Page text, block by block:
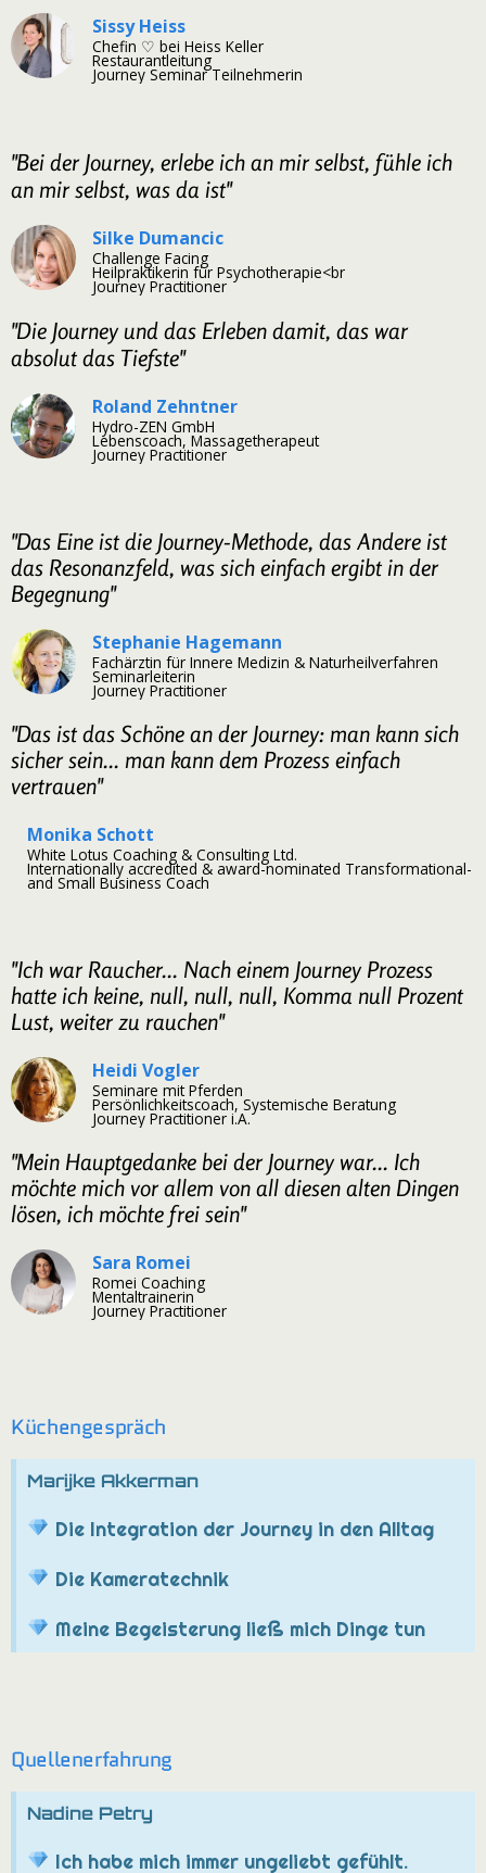
Sissy Heiss
Chefin ♡ bei Heiss Keller
Restaurantleitung
Journey Seminar Teilnehmerin
"Bei der Journey, erlebe ich an mir selbst, fühle ich
an mir selbst, was da ist"
Silke Dumancic
Challenge Facing
Heilpraktikerin für Psychotherapie<br
Journey Practitioner
"Die Journey und das Erleben damit, das war
absolut das Tiefste"
Roland Zehntner
Hydro-ZEN GmbH
Lebenscoach, Massagetherapeut
Journey Practitioner
"Das Eine ist die Journey-Methode, das Andere ist
das Resonanzfeld, was sich einfach ergibt in der
Begegnung"
Stephanie Hagemann
Fachärztin für Innere Medizin & Naturheilverfahren
Seminarleiterin
Journey Practitioner
"Das ist das Schöne an der Journey: man kann sich
sicher sein... man kann dem Prozess einfach
vertrauen"
Monika Schott
White Lotus Coaching & Consulting Ltd.
Internationally accredited & award-nominated Transformational-
and Small Business Coach
"Ich war Raucher... Nach einem Journey Prozess
hatte ich keine, null, null, null, Komma null Prozent
Lust, weiter zu rauchen"
Heidi Vogler
Seminare mit Pferden
Persönlichkeitscoach, Systemische Beratung
Journey Practitioner i.A.
"Mein Hauptgedanke bei der Journey war... Ich
möchte mich vor allem von all diesen alten Dingen
lösen, ich möchte frei sein"
Sara Romei
Romei Coaching
Mentaltrainerin
Journey Practitioner
Küchengespräch
Marijke Akkerman
Die Integration der Journey in den Alltag
Die Kameratechnik
Meine Begeisterung ließ mich Dinge tun
Quellenerfahrung
Nadine Petry
Ich habe mich immer ungeliebt gefühlt.